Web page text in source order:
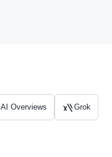
AI Overviews Grok